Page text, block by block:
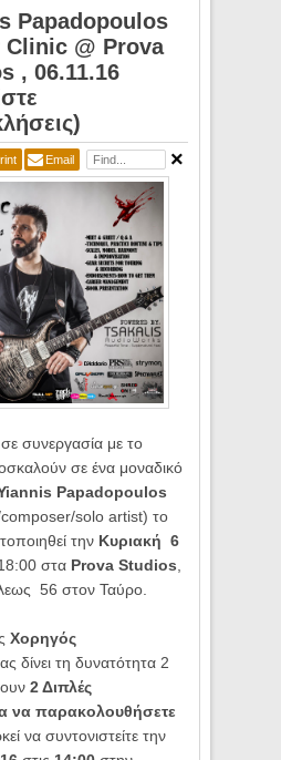
Papadopoulos
Clinic @ Prova
, 06.11.16
Email
σε συνεργασία με το
σε ένα μοναδικό
Papadopoulos
composer/solo artist) το
την Κυριακή 6
στα Prova Studios,
56 στον Ταύρο.
Χορηγός
δίνει τη δυνατότητα 2
2 Διπλές
να παρακολουθήσετε
να συντονιστείτε την